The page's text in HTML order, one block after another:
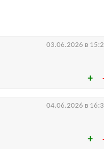
03.06.2026 в
04.06.2026 в